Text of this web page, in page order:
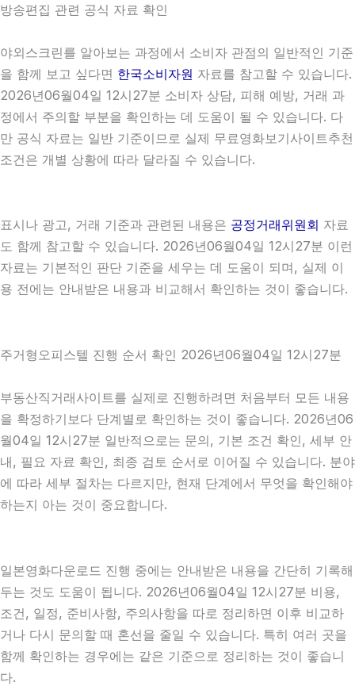
방송편집 관련 공식 자료 확인
야외스크린를 알아보는 과정에서 소비자 관점의 일반적인 기준
을 함께 보고 싶다면 한국소비자원 자료를 참고할 수 있습니다.
2026년06월04일 12시27분 소비자 상담, 피해 예방, 거래 과
정에서 주의할 부분을 확인하는 데 도움이 될 수 있습니다. 다
만 공식 자료는 일반 기준이므로 실제 무료영화보기사이트추천
조건은 개별 상황에 따라 달라질 수 있습니다.
표시나 광고, 거래 기준과 관련된 내용은 공정거래위원회 자료
도 함께 참고할 수 있습니다. 2026년06월04일 12시27분 이런
자료는 기본적인 판단 기준을 세우는 데 도움이 되며, 실제 이
용 전에는 안내받은 내용과 비교해서 확인하는 것이 좋습니다.
주거형오피스텔 진행 순서 확인 2026년06월04일 12시27분
부동산직거래사이트를 실제로 진행하려면 처음부터 모든 내용
을 확정하기보다 단계별로 확인하는 것이 좋습니다. 2026년06
월04일 12시27분 일반적으로는 문의, 기본 조건 확인, 세부 안
내, 필요 자료 확인, 최종 검토 순서로 이어질 수 있습니다. 분야
에 따라 세부 절차는 다르지만, 현재 단계에서 무엇을 확인해야
하는지 아는 것이 중요합니다.
일본영화다운로드 진행 중에는 안내받은 내용을 간단히 기록해
두는 것도 도움이 됩니다. 2026년06월04일 12시27분 비용,
조건, 일정, 준비사항, 주의사항을 따로 정리하면 이후 비교하
거나 다시 문의할 때 혼선을 줄일 수 있습니다. 특히 여러 곳을
함께 확인하는 경우에는 같은 기준으로 정리하는 것이 좋습니
다.